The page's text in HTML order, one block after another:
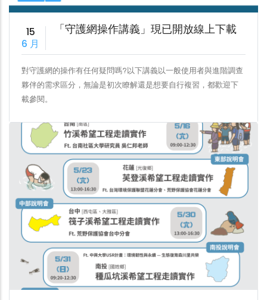
15
6 月
「守護網操作講義」現已開放線上下載
對守護網的操作有任何疑問嗎?以下講義以一般使用者與進階調查
夥伴的需求區分，無論是初次瞭解還是想要自行複習，都歡迎下
載參閱。